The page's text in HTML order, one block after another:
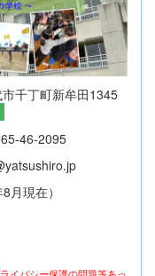
千丁町新牟田1345
46-2095
月現在）